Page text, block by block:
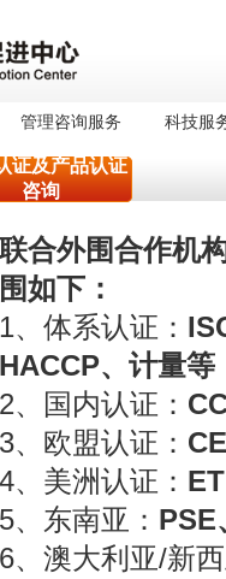
管理咨询服务 科技服
证及产品认证
咨询
联合外围合作机
围如下：
1、体系认证：
HACCP、计量等
2、国内认证：
3、欧盟认证：
4、美洲认证：
5、东南亚： PSE
6、澳大利亚/新